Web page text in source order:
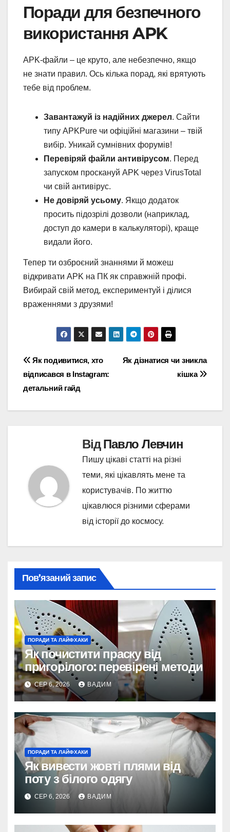
Поради для безпечного
використання APK
APK-файли – це круто, але небезпечно, якщо
не знати правил. Ось кілька порад, які врятують
тебе від проблем.
Завантажуй із надійних джерел. Сайти
типу APKPure чи офіційні магазини – твій
вибір. Уникай сумнівних форумів!
Перевіряй файли антивірусом. Перед
запуском проскануй APK через VirusTotal
чи свій антивірус.
Не довіряй усьому. Якщо додаток
просить підозрілі дозволи (наприклад,
доступ до камери в калькуляторі), краще
видали його.
Тепер ти озброєний знаннями й можеш
відкривати APK на ПК як справжній профі.
Вибирай свій метод, експериментуй і ділися
враженнями з друзями!
Навігація
записів
Як дізнатися чи зникла
кішка
Як подивитися, хто
відписався в Instagram:
детальний гайд
ВідПавло Левчин
Пишу цікаві статті на різні
теми, які цікавлять мене та
користувачів. По життю
цікавлюся різними сферами
від історії до космосу.
Пов’язаний запис
ПОРАДИ ТА ЛАЙФХАКИ
Як почистити праску від
пригорілого: перевірені методи
СЕР 6, 2026 ВАДИМ
ПОРАДИ ТА ЛАЙФХАКИ
Як вивести жовті плями від
поту з білого одягу
СЕР 6, 2026 ВАДИМ